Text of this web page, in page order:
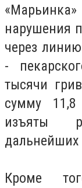
нарушения
через
-
тысячи
сумму
изъяты
дальнейших
Кроме